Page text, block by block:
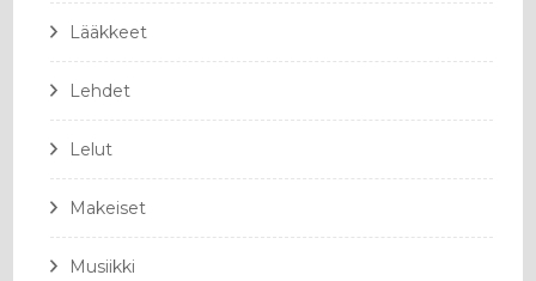
Lääkkeet
Lehdet
Lelut
Makeiset
Musiikki